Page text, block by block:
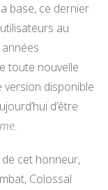
base, ce dernier
au
toute nouvelle
version disponible
d’être
.
cet honneur,
Colossal